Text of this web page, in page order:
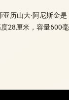
历山大·阿尼斯金是
28厘米，容量600毫